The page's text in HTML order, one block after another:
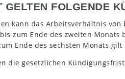
GELTEN FOLGENDE
kann das Arbeitsverhältnis
zum Ende des zweiten
Ende des sechsten Monats
die gesetzlichen